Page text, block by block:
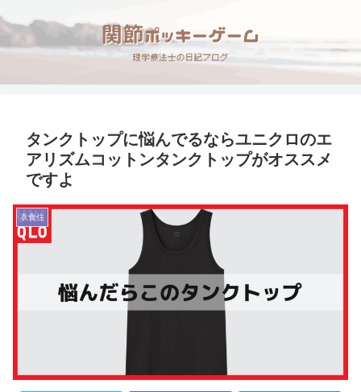
タンクトップに悩んでるならユニクロのエ
アリズムコットンタンクトップがオススメ
ですよ
衣食住